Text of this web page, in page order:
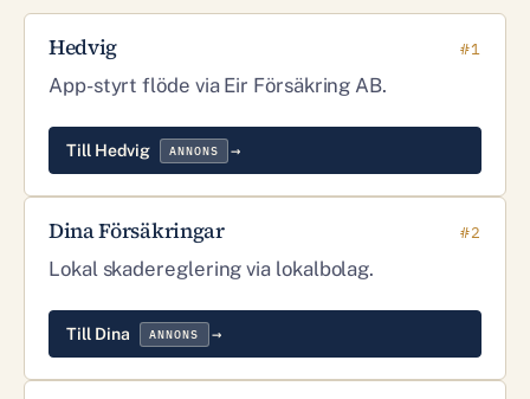
Hedvig #1
App-styrt flöde via Eir Försäkring AB.
Till Hedvig ANNONS
Dina Försäkringar #2
Lokal skadereglering via lokalbolag.
Till Dina ANNONS